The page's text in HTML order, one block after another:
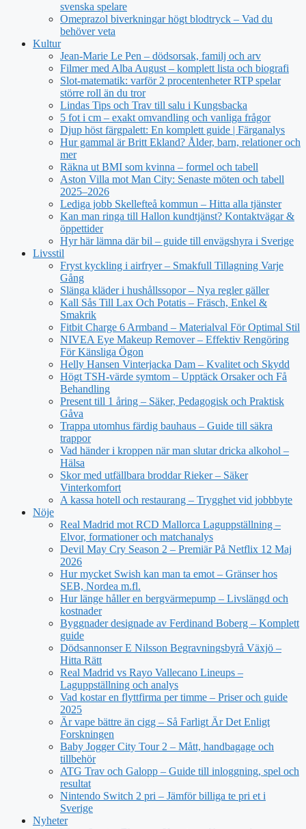
svenska spelare
Omeprazol biverkningar högt blodtryck – Vad du
behöver veta
Kultur
Jean‑Marie Le Pen – dödsorsak, familj och arv
Filmer med Alba August – komplett lista och biografi
Slot-matematik: varför 2 procentenheter RTP spelar
större roll än du tror
Lindas Tips och Trav till salu i Kungsbacka
5 fot i cm – exakt omvandling och vanliga frågor
Djup höst färgpalett: En komplett guide | Färganalys
Hur gammal är Britt Ekland? Ålder, barn, relationer och
mer
Räkna ut BMI som kvinna – formel och tabell
Aston Villa mot Man City: Senaste möten och tabell
2025–2026
Lediga jobb Skellefteå kommun – Hitta alla tjänster
Kan man ringa till Hallon kundtjänst? Kontaktvägar &
öppettider
Hyr här lämna där bil – guide till envägshyra i Sverige
Livsstil
Fryst kyckling i airfryer – Smakfull Tillagning Varje
Gång
Slänga kläder i hushållssopor – Nya regler gäller
Kall Sås Till Lax Och Potatis – Fräsch, Enkel &
Smakrik
Fitbit Charge 6 Armband – Materialval För Optimal Stil
NIVEA Eye Makeup Remover – Effektiv Rengöring
För Känsliga Ögon
Helly Hansen Vinterjacka Dam – Kvalitet och Skydd
Högt TSH-värde symtom – Upptäck Orsaker och Få
Behandling
Present till 1 åring – Säker, Pedagogisk och Praktisk
Gåva
Trappa utomhus färdig bauhaus – Guide till säkra
trappor
Vad händer i kroppen när man slutar dricka alkohol –
Hälsa
Skor med utfällbara broddar Rieker – Säker
Vinterkomfort
A kassa hotell och restaurang – Trygghet vid jobbbyte
Nöje
Real Madrid mot RCD Mallorca Laguppställning –
Elvor, formationer och matchanalys
Devil May Cry Season 2 – Premiär På Netflix 12 Maj
2026
Hur mycket Swish kan man ta emot – Gränser hos
SEB, Nordea m.fl.
Hur länge håller en bergvärmepump – Livslängd och
kostnader
Byggnader designade av Ferdinand Boberg – Komplett
guide
Dödsannonser E Nilsson Begravningsbyrå Växjö –
Hitta Rätt
Real Madrid vs Rayo Vallecano Lineups –
Laguppställning och analys
Vad kostar en flyttfirma per timme – Priser och guide
2025
Är vape bättre än cigg – Så Farligt Är Det Enligt
Forskningen
Baby Jogger City Tour 2 – Mått, handbagage och
tillbehör
ATG Trav och Galopp – Guide till inloggning, spel och
resultat
Nintendo Switch 2 pri – Jämför billiga te pri et i
Sverige
Nyheter